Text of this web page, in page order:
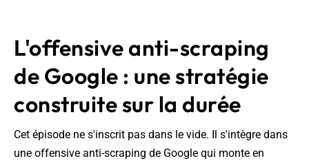
L'offensive anti-scraping
de Google : une stratégie
construite sur la durée
Cet épisode ne s'inscrit pas dans le vide. Il s'intègre dans
une offensive anti-scraping de Google qui monte en